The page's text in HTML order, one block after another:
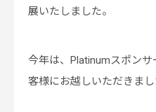
展いたしました。
今年は、Platinumスポン
客様にお越しいただきまし